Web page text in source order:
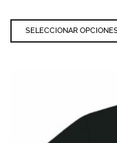
SELECCIONAR